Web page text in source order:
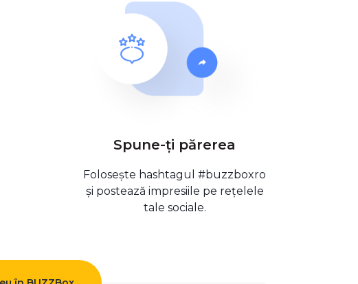
Spune-ți părerea
Folosește hashtagul #buzzboxro
și postează impresiile pe rețelele
tale sociale.